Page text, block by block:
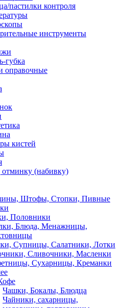
пастилки контроля
инструменты
губка
оправочные
кистей
(набивку)
Штофы, Стопки, Пивные
Половники
Блюда, Менажницы,
Супницы, Салатники, Лотки
Сливочники, Масленки
Сухарницы, Креманки
Чашки, Бокалы, Блюдца
Чайники, сахарницы,